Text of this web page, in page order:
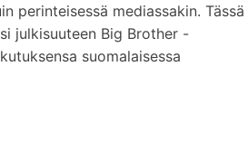
perinteisessä mediassakin. Tässä
julkisuuteen Big Brother -
suomalaisessa